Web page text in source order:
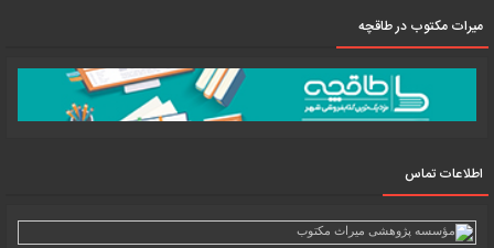
میرات مکتوب در طاقچه
اطلاعات تماس